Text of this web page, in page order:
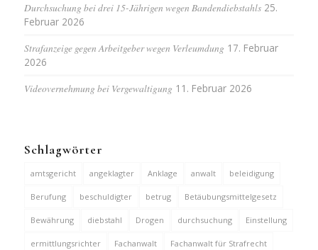
Durchsuchung bei drei 15-Jährigen wegen Bandendiebstahls 25.
Februar 2026
Strafanzeige gegen Arbeitgeber wegen Verleumdung 17. Februar
2026
Videovernehmung bei Vergewaltigung 11. Februar 2026
Schlagwörter
amtsgericht angeklagter Anklage anwalt beleidigung
Berufung beschuldigter betrug Betäubungsmittelgesetz
Bewährung diebstahl Drogen durchsuchung Einstellung
ermittlungsrichter Fachanwalt Fachanwalt für Strafrecht